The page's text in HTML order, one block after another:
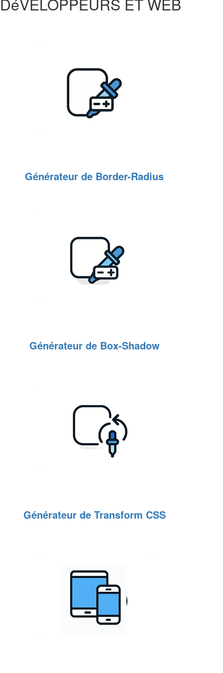
Générateur de Border-Radius
Générateur de Box-Shadow
Générateur de Transform CSS